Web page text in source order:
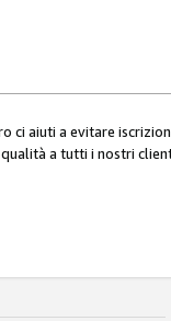
ci aiuti a evitare
a tutti i nostri